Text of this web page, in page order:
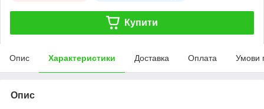
Купити
Опис Характеристики Доставка Оплата Умови
Опис